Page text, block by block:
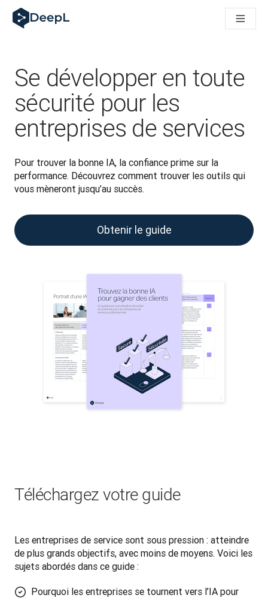
DeepL pour agents IA
Translation Flow de DeepL : des nouveaux processus
Décoder la notion de confiance dans l'IA linguistique pour
Évaluation qualité traduction chez DeepL
De la traduction de texte à la traduction vocale en temps réel
Building an instantly accessible voice demo with DeepL
Se développer en toute
sécurité pour les
entreprises de services
Pour trouver la bonne IA, la confiance prime sur la
performance. Découvrez comment trouver les outils qui
vous mèneront jusqu’au succès.
Obtenir le guide
Téléchargez votre guide
Les entreprises de service sont sous pression : atteindre
de plus grands objectifs, avec moins de moyens. Voici les
sujets abordés dans ce guide :
Pourquoi les entreprises se tournent vers l’IA pour